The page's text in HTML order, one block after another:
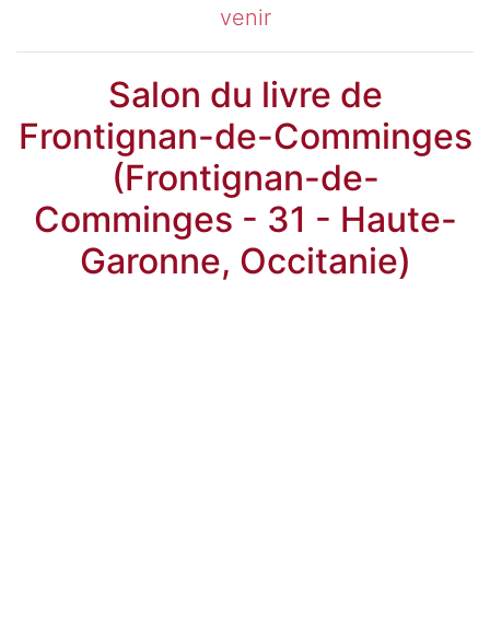
venir
Salon du livre de
Frontignan-de-Comminges
(Frontignan-de-
Comminges - 31 - Haute-
Garonne, Occitanie)